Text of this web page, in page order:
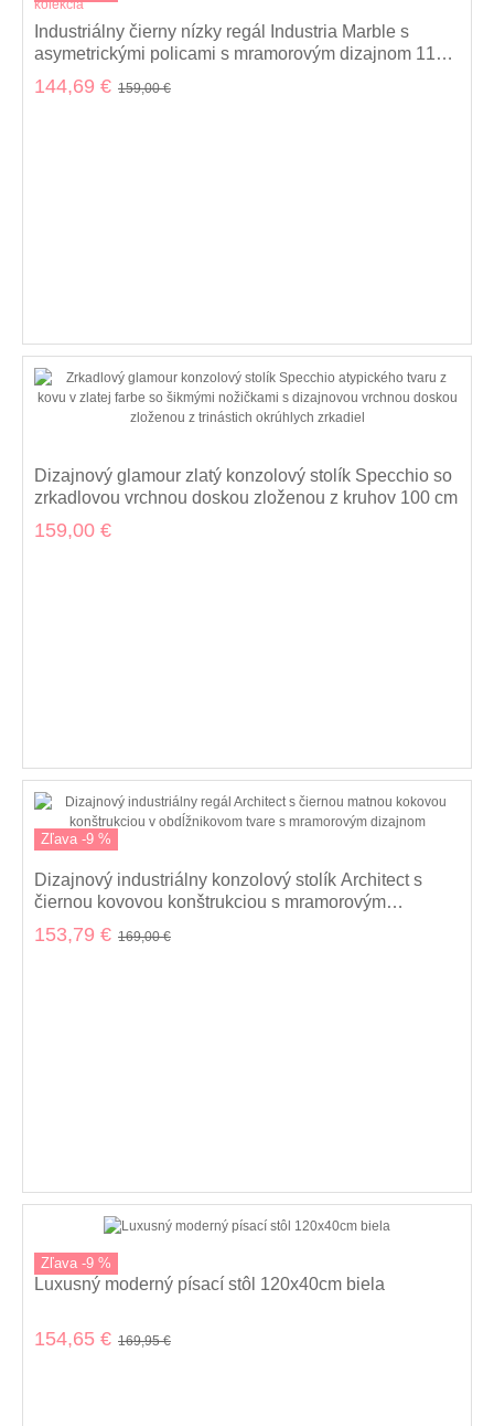
kolekcia
Industriálny čierny nízky regál Industria Marble s
asymetrickými policami s mramorovým dizajnom 115
cm
144,69 € 159,00 €
Dizajnový glamour zlatý konzolový stolík Specchio so
zrkadlovou vrchnou doskou zloženou z kruhov 100 cm
159,00 €
Zľava -9 %
Dizajnový industriálny konzolový stolík Architect s
čiernou kovovou konštrukciou s mramorovým
dizajnom 120 cm
153,79 € 169,00 €
Zľava -9 %
Luxusný moderný písací stôl 120x40cm biela
154,65 € 169,95 €